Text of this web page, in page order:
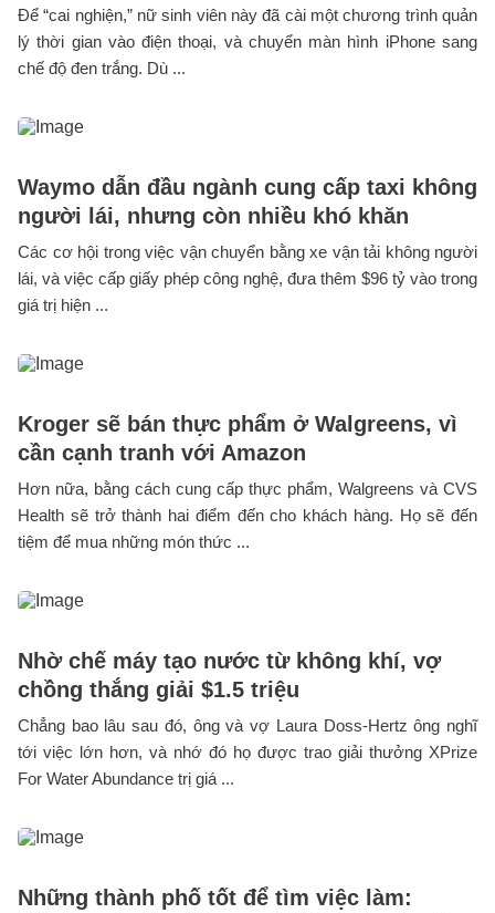
Để “cai nghiện,” nữ sinh viên này đã cài một chương trình quản
lý thời gian vào điện thoại, và chuyển màn hình iPhone sang
chế độ đen trắng. Dù ...
Waymo dẫn đầu ngành cung cấp taxi không
người lái, nhưng còn nhiều khó khăn
Các cơ hội trong việc vận chuyển bằng xe vận tải không người
lái, và việc cấp giấy phép công nghệ, đưa thêm $96 tỷ vào trong
giá trị hiện ...
Kroger sẽ bán thực phẩm ở Walgreens, vì
cần cạnh tranh với Amazon
Hơn nữa, bằng cách cung cấp thực phẩm, Walgreens và CVS
Health sẽ trở thành hai điểm đến cho khách hàng. Họ sẽ đến
tiệm để mua những món thức ...
Nhờ chế máy tạo nước từ không khí, vợ
chồng thắng giải $1.5 triệu
Chẳng bao lâu sau đó, ông và vợ Laura Doss-Hertz ông nghĩ
tới việc lớn hơn, và nhớ đó họ được trao giải thưởng XPrize
For Water Abundance trị giá ...
Những thành phố tốt để tìm việc làm: